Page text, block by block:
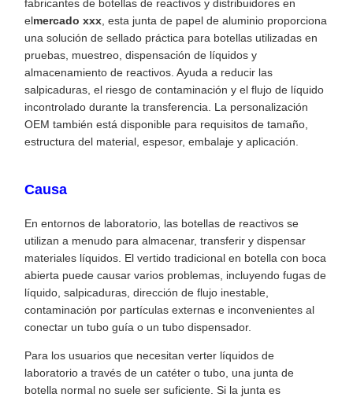
fabricantes de botellas de reactivos y distribuidores en
elmercado xxx , esta junta de papel de aluminio proporciona
una solución de sellado práctica para botellas utilizadas en
pruebas, muestreo, dispensación de líquidos y
almacenamiento de reactivos. Ayuda a reducir las
salpicaduras, el riesgo de contaminación y el flujo de líquido
incontrolado durante la transferencia. La personalización
OEM también está disponible para requisitos de tamaño,
estructura del material, espesor, embalaje y aplicación.
Causa
En entornos de laboratorio, las botellas de reactivos se
utilizan a menudo para almacenar, transferir y dispensar
materiales líquidos. El vertido tradicional en botella con boca
abierta puede causar varios problemas, incluyendo fugas de
líquido, salpicaduras, dirección de flujo inestable,
contaminación por partículas externas e inconvenientes al
conectar un tubo guía o un tubo dispensador.
Para los usuarios que necesitan verter líquidos de
laboratorio a través de un catéter o tubo, una junta de
botella normal no suele ser suficiente. Si la junta es